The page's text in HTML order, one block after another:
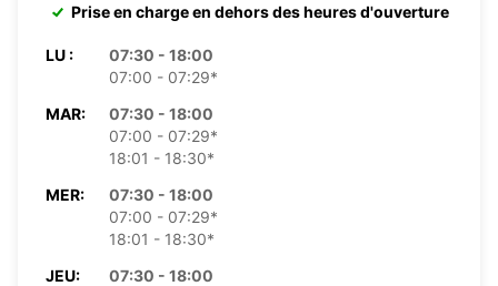
Prise en charge en dehors des heures d'ouverture
LU :
07:30 - 18:00
07:00 - 07:29*
MAR:
07:30 - 18:00
07:00 - 07:29*
18:01 - 18:30*
MER:
07:30 - 18:00
07:00 - 07:29*
18:01 - 18:30*
JEU:
07:30 - 18:00